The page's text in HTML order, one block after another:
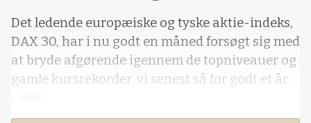
Det ledende europæiske og tyske aktie-indeks,
DAX 30, har i nu godt en måned forsøgt sig med
at bryde afgørende igennem de topniveauer og
gamle kursrekorder, vi senest så for godt et år